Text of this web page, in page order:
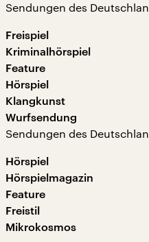
Sendungen des
Freispiel
Kriminalhörspiel
Feature
Hörspiel
Klangkunst
Wurfsendung
Sendungen des
Hörspiel
Hörspielmagazin
Feature
Freistil
Mikrokosmos